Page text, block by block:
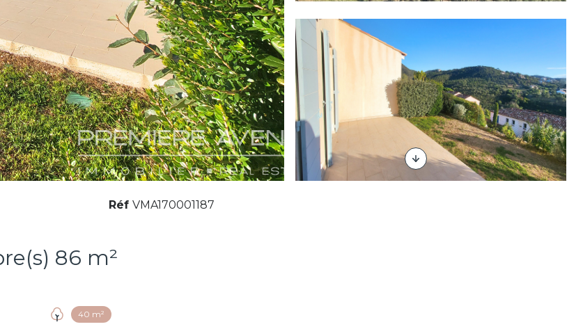
Villa 4 pièce(s) 3 chambre(s) 86 m²
40 m²
Réf VMA170001187